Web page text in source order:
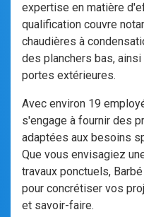
expertise en matière
qualification couvre
chaudières à
des planchers bas,
portes extérieures.
Avec environ 19
s'engage à fournir des
adaptées aux besoins
Que vous envisagiez
travaux ponctuels,
pour concrétiser vos
et savoir-faire.